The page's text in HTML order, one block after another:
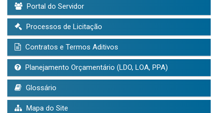
Portal do Servidor
Processos de Licitação
Contratos e Termos Aditivos
Planejamento Orçamentário (LDO, LOA, PPA)
Glossário
Mapa do Site